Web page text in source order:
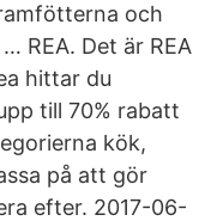
och
REA. Det är REA
hittar du
till 70% rabatt
kök,
på att gör
efter. 2017-06-